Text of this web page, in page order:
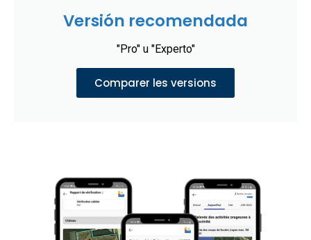
Versión recomendada
"Pro" u "Experto"
Comparer les versions